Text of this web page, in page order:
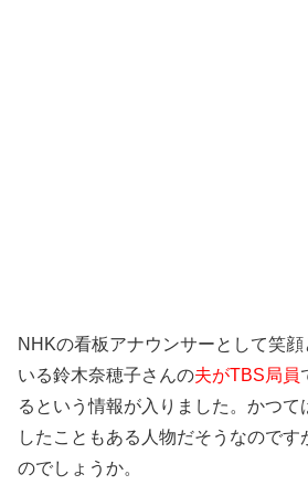
NHKの看板アナウンサーとして笑
いる鈴木奈穂子さんの夫がTBS局員
るという情報が入りました。かつて
したこともある人物だそうなのです
のでしょうか。